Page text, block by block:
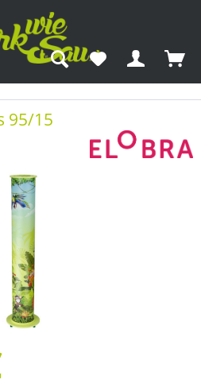
95/15